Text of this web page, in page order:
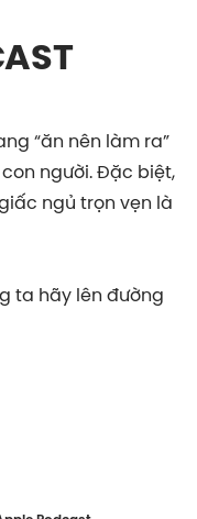
“ăn nên làm ra”
người. Đặc biệt,
ngủ trọn vẹn là
ta hãy lên đường
ngủ đã âm
của ta thông
là thứ xa xỉ nhất
Vậy chúng ta có